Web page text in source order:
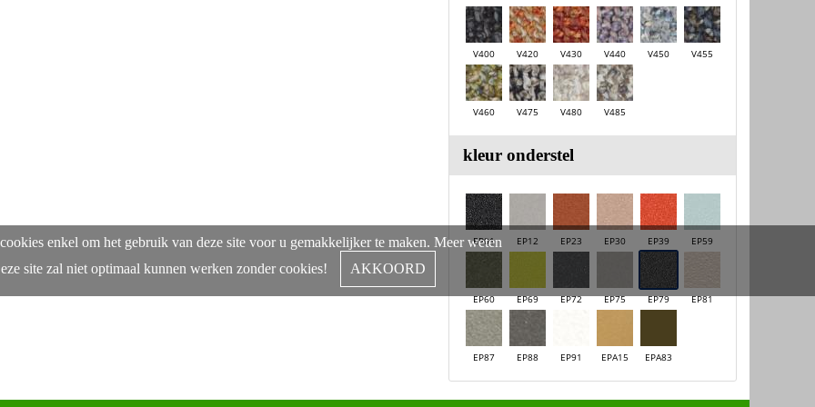
V400 V420 V430 V440 V450 V455
V460 V475 V480 V485
kleur onderstel
EP01 EP12 EP23 EP30 EP39 EP59
EP60 EP69 EP72 EP75 EP79 EP81
EP87 EP88 EP91 EPA15 EPA83
enkel om het gebruik van deze site voor u gemakkelijker te maken. Meer weten
site zal niet optimaal kunnen werken zonder cookies!
AKKOORD